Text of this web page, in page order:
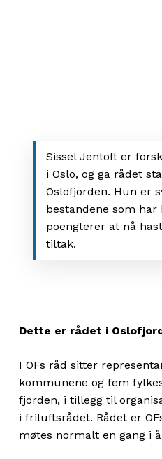
Sissel Jentoft er
i Oslo, og ga rådet
Oslofjorden. Hun er
bestandene som har
poengterer at nå
tiltak.
Dette er rådet i
I OFs råd sitter
kommunene og fem
fjorden, i tillegg til
i friluftsrådet. Rådet er
møtes normalt en gang i